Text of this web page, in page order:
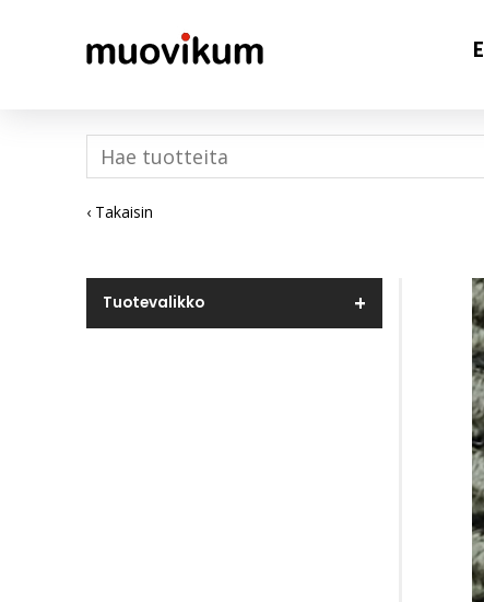
‹ Takaisin
Tuotevalikko